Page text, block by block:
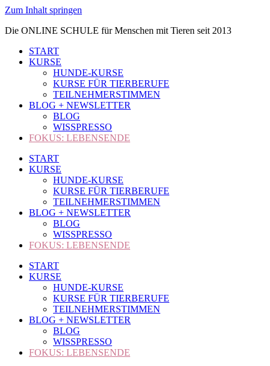
Zum Inhalt springen
Die ONLINE SCHULE für Menschen mit Tieren seit 2013
START
KURSE
HUNDE-KURSE
KURSE FÜR TIERBERUFE
TEILNEHMERSTIMMEN
BLOG + NEWSLETTER
BLOG
WISSPRESSO
FOKUS: LEBENSENDE
START
KURSE
HUNDE-KURSE
KURSE FÜR TIERBERUFE
TEILNEHMERSTIMMEN
BLOG + NEWSLETTER
BLOG
WISSPRESSO
FOKUS: LEBENSENDE
START
KURSE
HUNDE-KURSE
KURSE FÜR TIERBERUFE
TEILNEHMERSTIMMEN
BLOG + NEWSLETTER
BLOG
WISSPRESSO
FOKUS: LEBENSENDE